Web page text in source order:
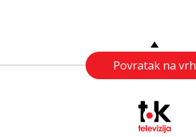
Povratak na vrh